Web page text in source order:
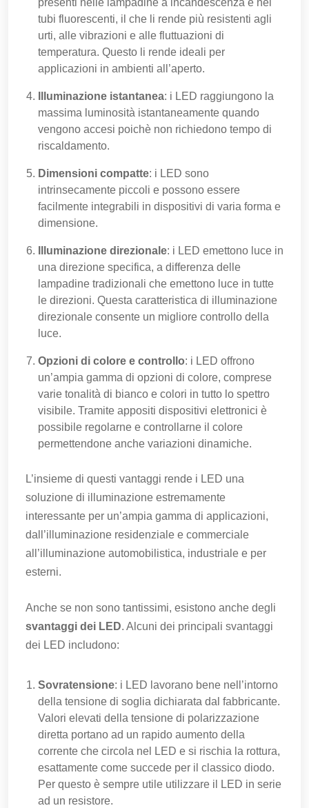
presenti nelle lampadine a incandescenza e nei
tubi fluorescenti, il che li rende più resistenti agli
urti, alle vibrazioni e alle fluttuazioni di
temperatura. Questo li rende ideali per
applicazioni in ambienti all’aperto.
Illuminazione istantanea: i LED raggiungono la
massima luminosità istantaneamente quando
vengono accesi poichè non richiedono tempo di
riscaldamento.
Dimensioni compatte: i LED sono
intrinsecamente piccoli e possono essere
facilmente integrabili in dispositivi di varia forma e
dimensione.
Illuminazione direzionale: i LED emettono luce in
una direzione specifica, a differenza delle
lampadine tradizionali che emettono luce in tutte
le direzioni. Questa caratteristica di illuminazione
direzionale consente un migliore controllo della
luce.
Opzioni di colore e controllo: i LED offrono
un’ampia gamma di opzioni di colore, comprese
varie tonalità di bianco e colori in tutto lo spettro
visibile. Tramite appositi dispositivi elettronici è
possibile regolarne e controllarne il colore
permettendone anche variazioni dinamiche.
L’insieme di questi vantaggi rende i LED una
soluzione di illuminazione estremamente
interessante per un’ampia gamma di applicazioni,
dall’illuminazione residenziale e commerciale
all’illuminazione automobilistica, industriale e per
esterni.
Anche se non sono tantissimi, esistono anche degli
svantaggi dei LED. Alcuni dei principali svantaggi
dei LED includono:
Sovratensione: i LED lavorano bene nell’intorno
della tensione di soglia dichiarata dal fabbricante.
Valori elevati della tensione di polarizzazione
diretta portano ad un rapido aumento della
corrente che circola nel LED e si rischia la rottura,
esattamente come succede per il classico diodo.
Per questo è sempre utile utilizzare il LED in serie
ad un resistore.